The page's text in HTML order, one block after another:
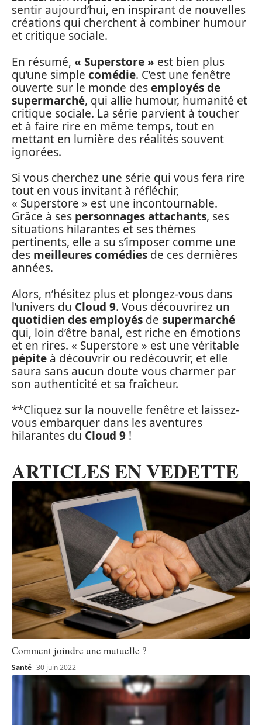
sentir aujourd’hui, en inspirant de nouvelles
créations qui cherchent à combiner humour
et critique sociale.
En résumé, « Superstore » est bien plus
qu’une simple comédie. C’est une fenêtre
ouverte sur le monde desemployés de
supermarché, qui allie humour, humanité et
critique sociale. La série parvient à toucher
et à faire rire en même temps, tout en
mettant en lumière des réalités souvent
ignorées.
Si vous cherchez une série qui vous fera rire
tout en vous invitant à réfléchir,
« Superstore » est une incontournable.
Grâce à ses personnages attachants, ses
situations hilarantes et ses thèmes
pertinents, elle a su s’imposer comme une
des meilleures comédies de ces dernières
années.
Alors, n’hésitez plus et plongez-vous dans
l’univers du Cloud 9. Vous découvrirez un
quotidien des employés de supermarché
qui, loin d’être banal, est riche en émotions
et en rires. « Superstore » est une véritable
pépite à découvrir ou redécouvrir, et elle
saura sans aucun doute vous charmer par
son authenticité et sa fraîcheur.
**Cliquez sur la nouvelle fenêtre et laissez-
vous embarquer dans les aventures
hilarantes du Cloud 9 !
ARTICLES EN VEDETTE
Comment joindre une mutuelle ?
Santé 30 juin 2022